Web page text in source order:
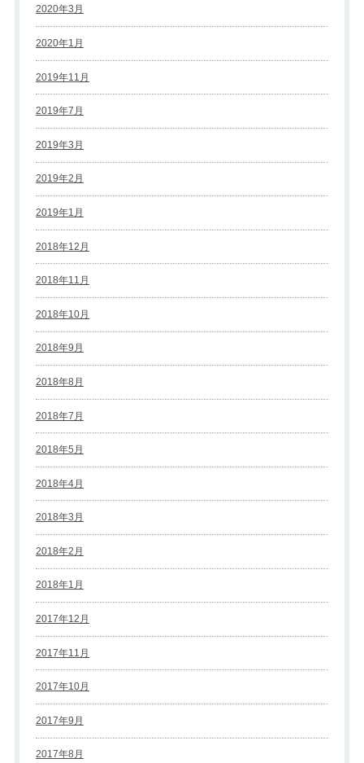
2020年3月
2020年1月
2019年11月
2019年7月
2019年3月
2019年2月
2019年1月
2018年12月
2018年11月
2018年10月
2018年9月
2018年8月
2018年7月
2018年5月
2018年4月
2018年3月
2018年2月
2018年1月
2017年12月
2017年11月
2017年10月
2017年9月
2017年8月